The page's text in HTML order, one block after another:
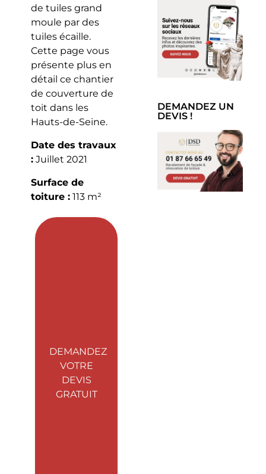
de tuiles grand
moule par des
tuiles écaille.
Cette page vous
présente plus en
détail ce chantier
de couverture de
toit dans les
Hauts-de-Seine.
Date des travaux
:Juillet 2021
Surface de
toiture :113 m²
DEMANDEZ
VOTRE
DEVIS
GRATUIT
DEMANDEZ UN
DEVIS !